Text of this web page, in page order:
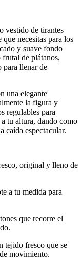
vestido de tirantes
necesitas para los
y suave fondo
de plátanos,
para llenar de
una elegante
la figura y
regulables para
tu altura, dando como
caída espectacular.
original y lleno de
a tu medida para
que recorre el
tejido fresco que se
movimiento.